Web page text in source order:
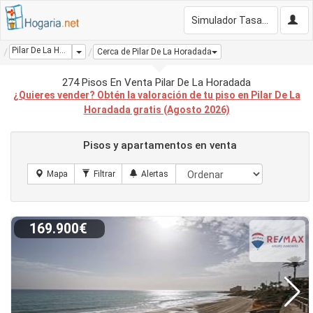
Pilar De La Horadada Dropdown
Cerca de Pilar De La Horadada
274 Pisos En Venta Pilar De La Horadada
¿Quieres vender? Obtén la valoración de tu piso en Pilar De La
Horadada gratis (Agosto 2026)
Pisos y apartamentos en venta
169.900€